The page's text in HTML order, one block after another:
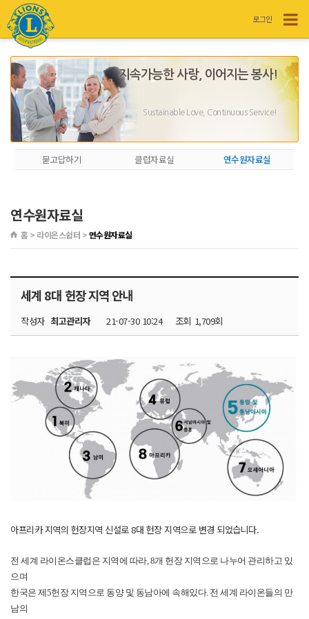
로그인
지속가능한 사랑, 이어지는 봉사!
Sustainable Love, Continuous Service!
묻고답하기 클럽자료실 연수원자료실
연수원자료실
홈 > 라이온스쉽터 >연수원자료실
세계 8대 헌장 지역 안내
작성자 최고관리자 21-07-30 10:24 조회 1,709회
아프리카 지역의 헌장지역 신설로 8대 헌장 지역으로 변경 되었습니다.
전 세계 라이온스클럽은 지역에 따라, 8개 헌장 지역으로 나누어 관리하고 있
으며
한국은 제5헌장 지역으로 동양 및 동남아에 속해있다. 전 세계 라이온들의 만
남의